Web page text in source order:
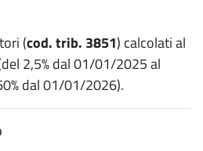
(cod. trib. 3851) calcolati al
2,5% dal 01/01/2025 al
dal 01/01/2026).